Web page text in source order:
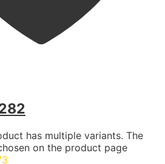
has multiple variants. The
on the product page